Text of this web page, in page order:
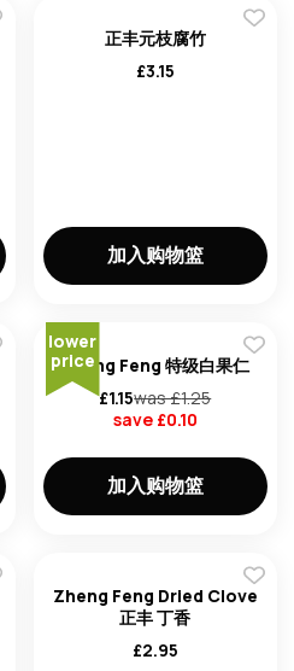
正丰元枝腐竹
£3.15
加入购物篮
lower
price
Zheng Feng 特级白果仁
£1.15was £1.25
save £0.10
加入购物篮
Zheng Feng Dried Clove
正丰 丁香
£2.95